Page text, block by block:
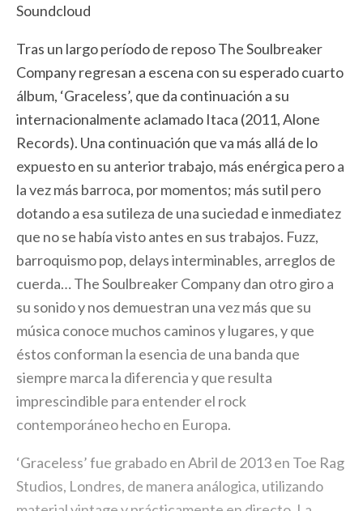
Soundcloud
Tras un largo período de reposo The Soulbreaker
Company regresan a escena con su esperado cuarto
álbum, ‘Graceless’, que da continuación a su
internacionalmente aclamado Itaca (2011, Alone
Records). Una continuación que va más allá de lo
expuesto en su anterior trabajo, más enérgica pero a
la vez más barroca, por momentos; más sutil pero
dotando a esa sutileza de una suciedad e inmediatez
que no se había visto antes en sus trabajos. Fuzz,
barroquismo pop, delays interminables, arreglos de
cuerda… The Soulbreaker Company dan otro giro a
su sonido y nos demuestran una vez más que su
música conoce muchos caminos y lugares, y que
éstos conforman la esencia de una banda que
siempre marca la diferencia y que resulta
imprescindible para entender el rock
contemporáneo hecho en Europa.
‘Graceless’ fue grabado en Abril de 2013 en Toe Rag
Studios, Londres, de manera análogica, utilizando